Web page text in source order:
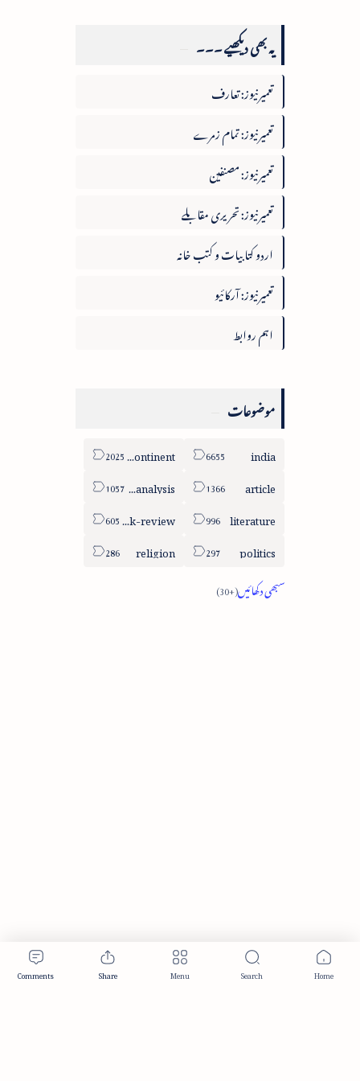
یہ بھی دیکھیے ۔۔۔
تعمیرنیوز: تعارف
تعمیرنیوز: تمام زمرے
تعمیرنیوز: مصنفین
تعمیرنیوز: تحریری مقابلے
اردو کتابیات و کتب خانہ
تعمیرنیوز: آرکائیو
اہم روابط
موضوعات
india
sub-continent
article
column-analysis
literature
book-review
politics
religion